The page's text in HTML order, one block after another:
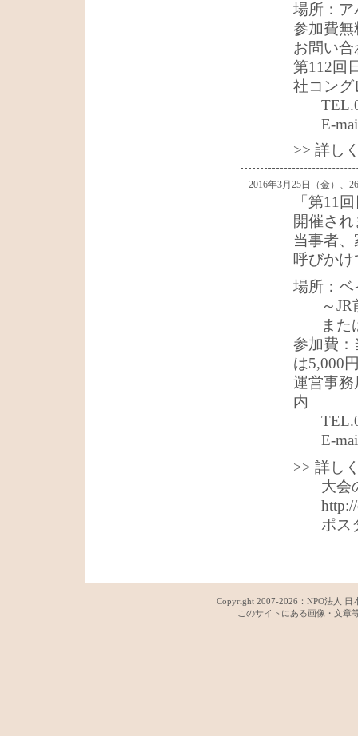
場所：
参加費無
お問い
第112回
社コング
E-
>> 詳し
2016年3月25日（金）、
「第11
開催さ
当事者
呼びか
場所：ベ
～
また
参加費：
は5,000
運営事
内
E-
>> 詳し
大会
ポス
Copyright 2007-2026： NPO法人 日
このサイトにある画像・文章